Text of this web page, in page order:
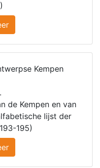
Kempen
de Kempen en van
lijst der
195)